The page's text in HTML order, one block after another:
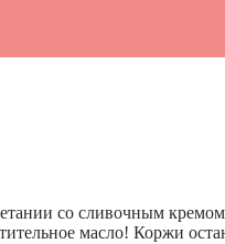
со сливочным кремом
масло! Коржи